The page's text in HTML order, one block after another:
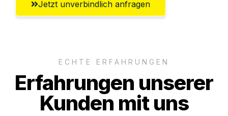
Jetzt unverbindlich anfragen
ECHTE ERFAHRUNGEN
Erfahrungen unserer
Kunden mit uns